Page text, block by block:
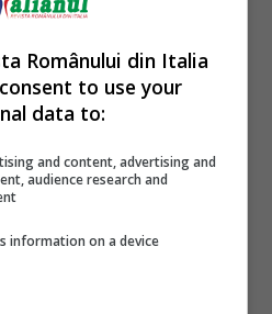
Românului din Italia
to use your
data to:
and content, advertising and
audience research and
information on a device